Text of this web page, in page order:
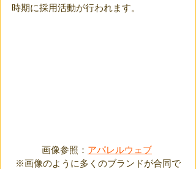
時期に採用活動が行われます。
画像参照： アパレルウェブ
※画像のように多くのブランドが合同で